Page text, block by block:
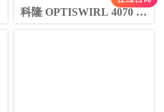
科隆 OPTISWIRL 4070 偿